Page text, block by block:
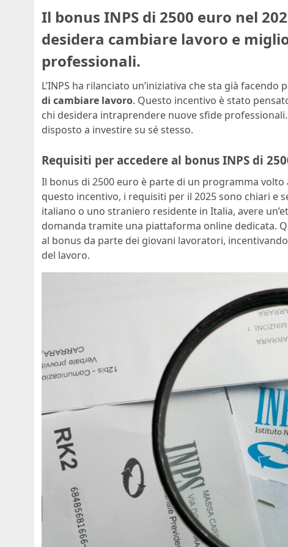
Il bonus INPS di 2500 euro nel
desidera cambiare lavoro e
professionali.
L’INPS ha rilanciato un’iniziativa che sta già facendo
di cambiare lavoro. Questo incentivo è stato
chi desidera intraprendere nuove sfide
disposto a investire su sé stesso.
Requisiti per accedere al bonus INPS di
Il bonus di 2500 euro è parte di un programma volto
questo incentivo, i requisiti per il 2025 sono chiari e
italiano o uno straniero residente in Italia, avere
domanda tramite una piattaforma online dedicata.
al bonus da parte dei giovani lavoratori,
del lavoro.